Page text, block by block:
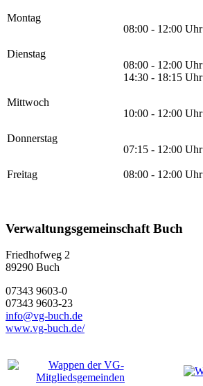
Montag
08:00 - 12:00 Uhr
Dienstag
08:00 - 12:00 Uhr
14:30 - 18:15 Uhr
Mittwoch
10:00 - 12:00 Uhr
Donnerstag
07:15 - 12:00 Uhr
Freitag 08:00 - 12:00 Uhr
Verwaltungsgemeinschaft Buch
Friedhofweg 2
89290 Buch
07343 9603-0
07343 9603-23
info@vg-buch.de
www.vg-buch.de/